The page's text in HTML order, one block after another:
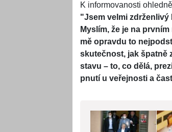
K informovanosti
"Jsem velmi
Myslím, že je na
mě opravdu to
skutečnost, jak špatně
stavu – to, co dělá,
pnutí u veřejnosti a